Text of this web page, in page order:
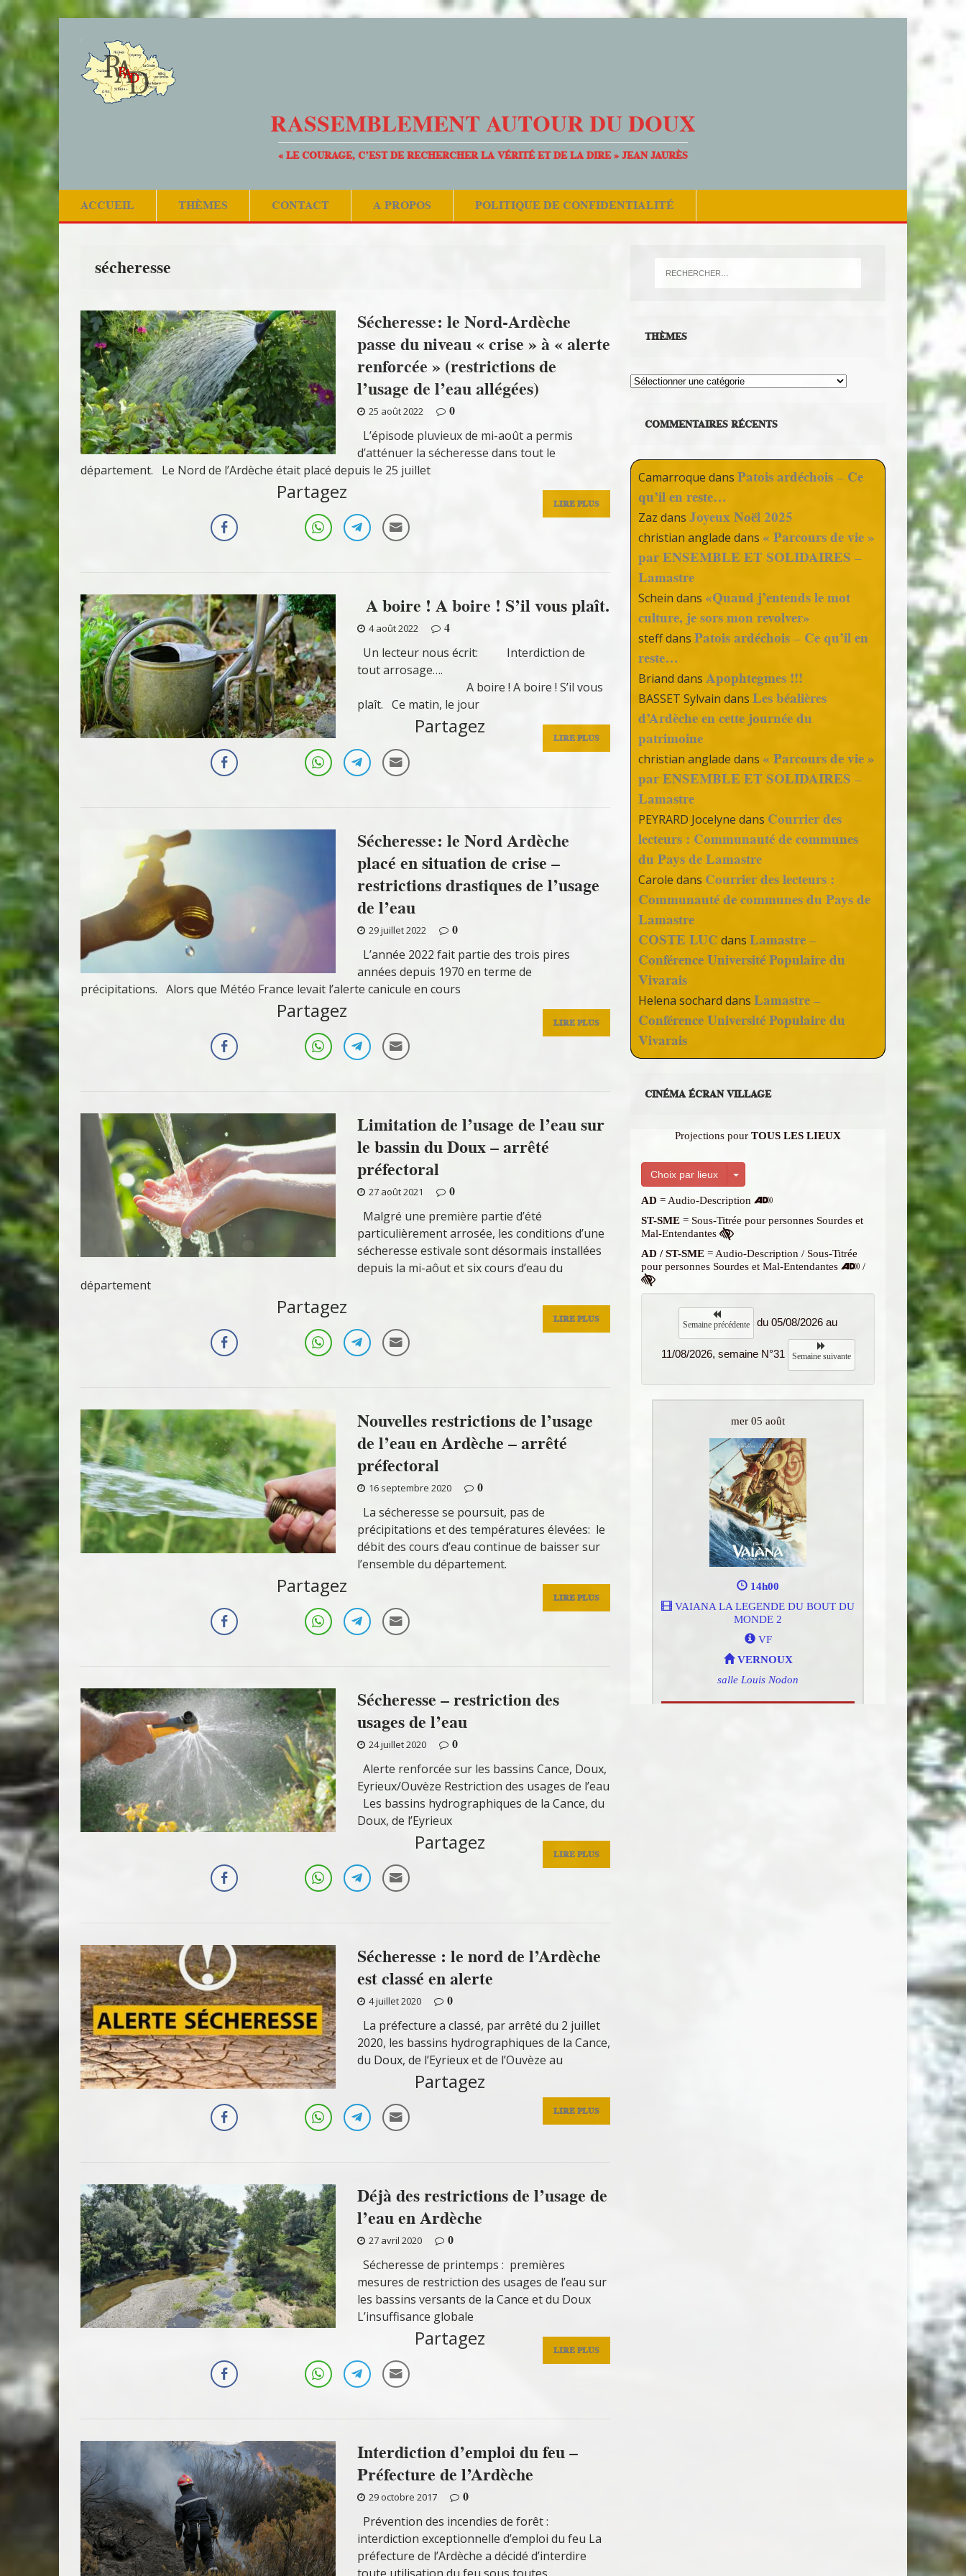
RASSEMBLEMENT AUTOUR DU DOUX
« LE COURAGE, C’EST DE RECHERCHER LA VÉRITÉ ET DE LA DIRE » JEAN JAURÈS
ACCUEIL THÈMES CONTACT A PROPOS POLITIQUE DE CONFIDENTIALITÉ
sécheresse
Sécheresse: le Nord-Ardèche
passe du niveau « crise » à « alerte
renforcée » (restrictions de
l’usage de l’eau allégées)
25 août 2022
0
L’épisode pluvieux de mi-août a permis
d’atténuer la sécheresse dans tout le
département. Le Nord de l’Ardèche était placé depuis le 25 juillet
LIRE PLUS
Partagez
A boire ! A boire ! S’il vous plaît.
4 août 2022
4
Un lecteur nous écrit: Interdiction de
tout arrosage….
A boire ! A boire ! S’il vous
plaît. Ce matin, le jour
LIRE PLUS
Partagez
Sécheresse: le Nord Ardèche
placé en situation de crise –
restrictions drastiques de l’usage
de l’eau
29 juillet 2022
0
L’année 2022 fait partie des trois pires
années depuis 1970 en terme de
précipitations. Alors que Météo France levait l’alerte canicule en cours
LIRE PLUS
Partagez
Limitation de l’usage de l’eau sur
le bassin du Doux – arrêté
préfectoral
27 août 2021
0
Malgré une première partie d’été
particulièrement arrosée, les conditions d’une
sécheresse estivale sont désormais installées
depuis la mi-aôut et six cours d’eau du
département
LIRE PLUS
Partagez
Nouvelles restrictions de l’usage
de l’eau en Ardèche – arrêté
préfectoral
16 septembre 2020
0
La sécheresse se poursuit, pas de
précipitations et des températures élevées: le
débit des cours d’eau continue de baisser sur
l’ensemble du département.
LIRE PLUS
Partagez
Sécheresse – restriction des
usages de l’eau
24 juillet 2020
0
Alerte renforcée sur les bassins Cance, Doux,
Eyrieux/Ouvèze Restriction des usages de l’eau
Les bassins hydrographiques de la Cance, du
Doux, de l’Eyrieux
LIRE PLUS
Partagez
Sécheresse : le nord de l’Ardèche
est classé en alerte
4 juillet 2020
0
La préfecture a classé, par arrêté du 2 juillet
2020, les bassins hydrographiques de la Cance,
du Doux, de l’Eyrieux et de l’Ouvèze au
LIRE PLUS
Partagez
Déjà des restrictions de l’usage de
l’eau en Ardèche
27 avril 2020
0
Sécheresse de printemps : premières
mesures de restriction des usages de l’eau sur
les bassins versants de la Cance et du Doux
L’insuffisance globale
LIRE PLUS
Partagez
Interdiction d’emploi du feu –
Préfecture de l’Ardèche
29 octobre 2017
0
Prévention des incendies de forêt :
interdiction exceptionnelle d’emploi du feu La
préfecture de l’Ardèche a décidé d’interdire
THÈMES
Thèmes
COMMENTAIRES RÉCENTS
Camarroque dansPatois ardéchois – Ce
qu’il en reste…
Zaz dansJoyeux Noël 2025
christian anglade dans « Parcours de vie »
par ENSEMBLE ET SOLIDAIRES –
Lamastre
Schein dans «Quand j’entends le mot
culture, je sors mon revolver»
steffdansPatois ardéchois – Ce qu’il en
reste…
Briand dansApophtegmes !!!
BASSET Sylvain dansLes béalières
d’Ardèche en cette journée du
patrimoine
christian anglade dans « Parcours de vie »
par ENSEMBLE ET SOLIDAIRES –
Lamastre
PEYRARD Jocelyne dans Courrier des
lecteurs : Communauté de communes
du Pays de Lamastre
Carole dans Courrier des lecteurs :
Communauté de communes du Pays de
Lamastre
COSTE LUC dansLamastre –
Conférence Université Populaire du
Vivarais
Helena sochard dansLamastre –
Conférence Université Populaire du
Vivarais
CINÉMA ÉCRAN VILLAGE